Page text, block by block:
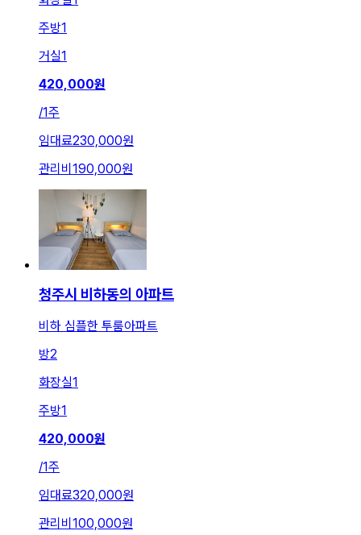
주방1
거실1
420,000원
/1주
임대료230,000원
관리비 190,000원
청주시 비하동의 아파트
비하 심플한 투룸아파트
방2
화장실1
주방1
420,000원
/1주
임대료320,000원
관리비 100,000원